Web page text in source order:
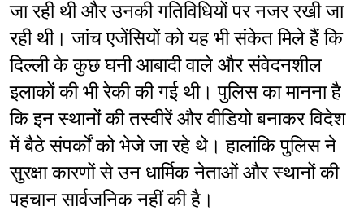
जा रही थी और उनकी गतिविधियों पर नजर रखी जा
रही थी। जांच एजेंसियों को यह भी संकेत मिले हैं कि
दिल्ली के कुछ घनी आबादी वाले और संवेदनशील
इलाकों की भी रेकी की गई थी। पुलिस का मानना है
कि इन स्थानों की तस्वीरें और वीडियो बनाकर विदेश
में बैठे संपर्कों को भेजे जा रहे थे। हालांकि पुलिस ने
सुरक्षा कारणों से उन धार्मिक नेताओं और स्थानों की
पहचान सार्वजनिक नहीं की है।